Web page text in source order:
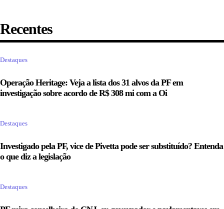
Recentes
Destaques
Operação Heritage: Veja a lista dos 31 alvos da PF em
investigação sobre acordo de R$ 308 mi com a Oi
Destaques
Investigado pela PF, vice de Pivetta pode ser substituído? Entenda
o que diz a legislação
Destaques